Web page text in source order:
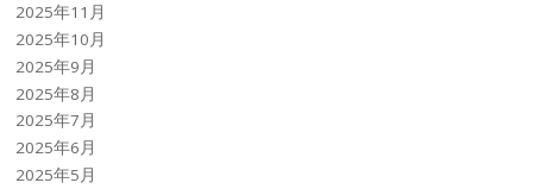
2025年11月
2025年10月
2025年9月
2025年8月
2025年7月
2025年6月
2025年5月